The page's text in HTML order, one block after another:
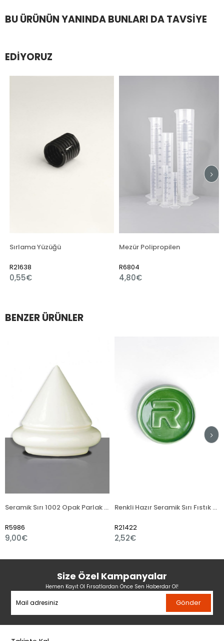
BU ÜRÜNÜN YANINDA BUNLARI DA TAVSIYE
EDIYORUZ
Sırlama Yüzüğü
R21638
0,55€
Mezür Polipropilen
R6804
4,80€
BENZER ÜRÜNLER
Seramik Sırı 1002 Opak Parlak Toz Renkli Hazır Seramik Sırı Fıstık Yeşili 521-5
R21422
Size Özel Kampanyalar
Hemen Kayıt Ol Fırsatlardan Önce Sen Haberdar Ol!
Gönder